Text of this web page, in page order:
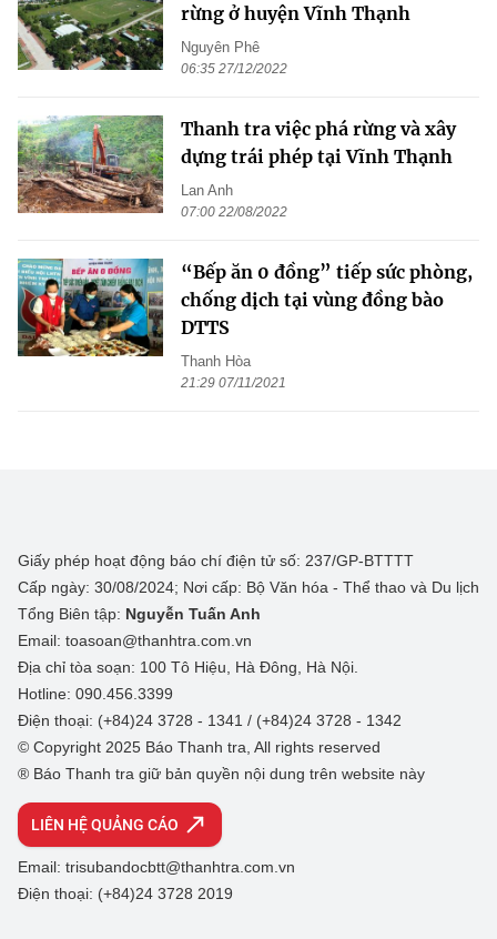
rừng ở huyện Vĩnh Thạnh
Nguyên Phê
06:35 27/12/2022
Thanh tra việc phá rừng và xây
dựng trái phép tại Vĩnh Thạnh
Lan Anh
07:00 22/08/2022
“Bếp ăn 0 đồng” tiếp sức phòng,
chống dịch tại vùng đồng bào
DTTS
Thanh Hòa
21:29 07/11/2021
Giấy phép hoạt động báo chí điện tử số: 237/GP-BTTTT
Cấp ngày: 30/08/2024; Nơi cấp: Bộ Văn hóa - Thể thao và Du lịch
Tổng Biên tập: Nguyễn Tuấn Anh
Email: toasoan@thanhtra.com.vn
Địa chỉ tòa soạn: 100 Tô Hiệu, Hà Đông, Hà Nội.
Hotline: 090.456.3399
Điện thoại: (+84)24 3728 - 1341 / (+84)24 3728 - 1342
© Copyright 2025 Báo Thanh tra, All rights reserved
® Báo Thanh tra giữ bản quyền nội dung trên website này
LIÊN HỆ QUẢNG CÁO
Email: trisubandocbtt@thanhtra.com.vn
Điện thoại: (+84)24 3728 2019